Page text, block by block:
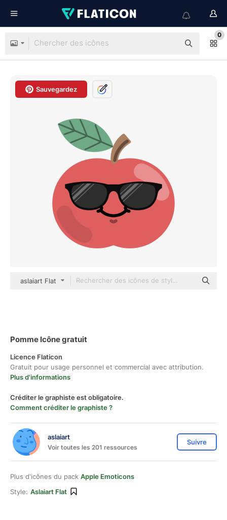
0
Sauvegardez
aslaiart Flat
Pomme Icône gratuit
Licence Flaticon
Gratuit pour usage personnel et commercial avec attribution.
Plus d'informations
Créditer le graphiste est obligatoire.
Comment créditer le graphiste ?
aslaiart
Voir toutes les 201 ressources
Suivre
Plus d'icônes du pack Apple Emoticons
Style: Aslaiart Flat